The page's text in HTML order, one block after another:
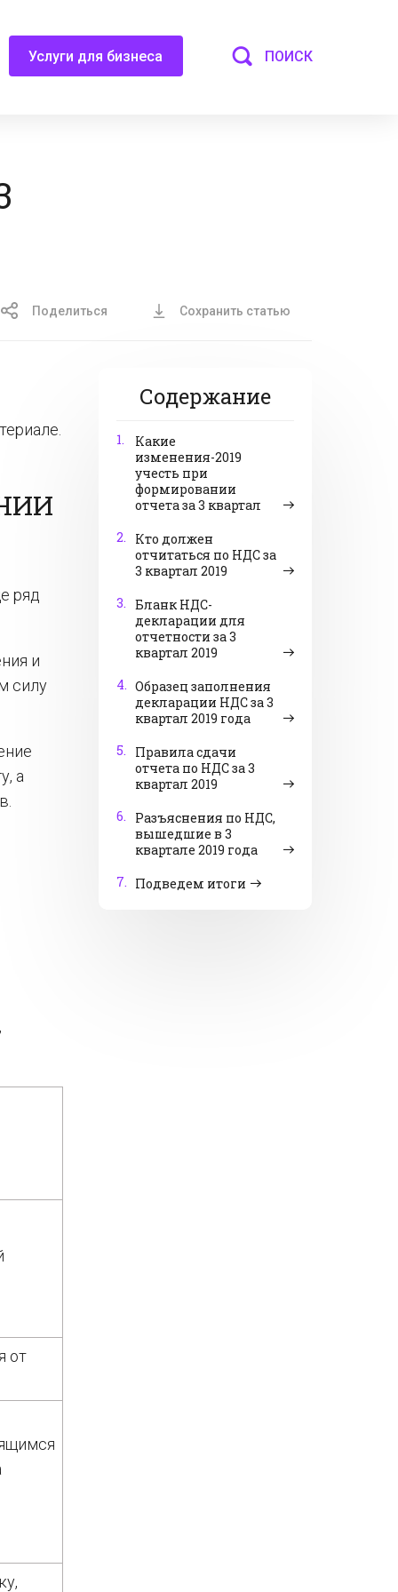
Услуги для бизнеса ПОИСК
Поделиться Сохранить статью
Содержание
1.
Какие
изменения-2019
учесть при
формировании
отчета за 3 квартал
2.
Кто должен
отчитаться по НДС за
3 квартал 2019
3. Бланк НДС-
декларации для
отчетности за 3
квартал 2019
4. Образец заполнения
декларации НДС за 3
квартал 2019 года
5.
Правила сдачи
отчета по НДС за 3
квартал 2019
6.
Разъяснения по НДС,
вышедшие в 3
квартале 2019 года
7. Подведем итоги
ряд
и
силу
а
от